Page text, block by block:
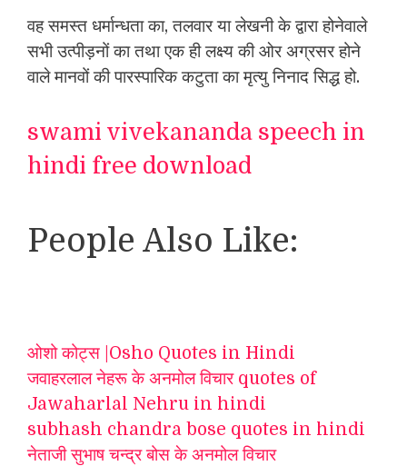
वह समस्त धर्मान्धता का, तलवार या लेखनी के द्वारा होनेवाले
सभी उत्पीड़नों का तथा एक ही लक्ष्य की ओर अग्रसर होने
वाले मानवों की पारस्पारिक कटुता का मृत्यु निनाद सिद्ध हो.
swami vivekananda speech in
hindi free download
People Also Like:
ओशो कोट्स |Osho Quotes in Hindi
जवाहरलाल नेहरू के अनमोल विचार quotes of
Jawaharlal Nehru in hindi
subhash chandra bose quotes in hindi
नेताजी सुभाष चन्द्र बोस के अनमोल विचार